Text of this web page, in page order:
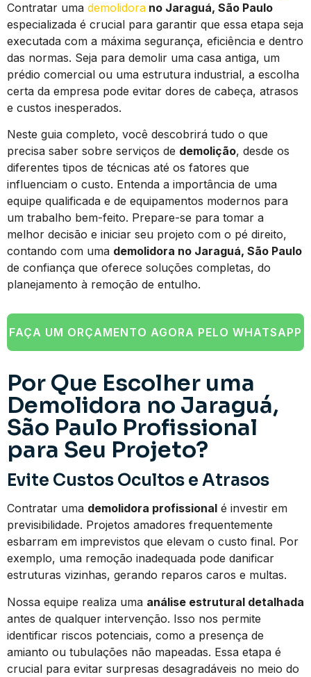
Contratar uma demolidora no Jaraguá, São Paulo
especializada é crucial para garantir que essa etapa seja
executada com a máxima segurança, eficiência e dentro
das normas. Seja para demolir uma casa antiga, um
prédio comercial ou uma estrutura industrial, a escolha
certa da empresa pode evitar dores de cabeça, atrasos
e custos inesperados.
Neste guia completo, você descobrirá tudo o que
precisa saber sobre serviços de demolição, desde os
diferentes tipos de técnicas até os fatores que
influenciam o custo. Entenda a importância de uma
equipe qualificada e de equipamentos modernos para
um trabalho bem-feito. Prepare-se para tomar a
melhor decisão e iniciar seu projeto com o pé direito,
contando com uma demolidora no Jaraguá, São Paulo
de confiança que oferece soluções completas, do
planejamento à remoção de entulho.
FAÇA UM ORÇAMENTO AGORA PELO WHATSAPP
Por Que Escolher uma
Demolidora no Jaraguá,
São Paulo Profissional
para Seu Projeto?
Evite Custos Ocultos e Atrasos
Contratar uma demolidora profissional é investir em
previsibilidade. Projetos amadores frequentemente
esbarram em imprevistos que elevam o custo final. Por
exemplo, uma remoção inadequada pode danificar
estruturas vizinhas, gerando reparos caros e multas.
Nossa equipe realiza uma análise estrutural detalhada
antes de qualquer intervenção. Isso nos permite
identificar riscos potenciais, como a presença de
amianto ou tubulações não mapeadas. Essa etapa é
crucial para evitar surpresas desagradáveis no meio do